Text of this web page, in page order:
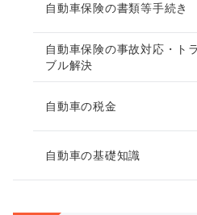
自動車保険の書類等手続き
自動車保険の事故対応・トラ
ブル解決
自動車の税金
自動車の基礎知識